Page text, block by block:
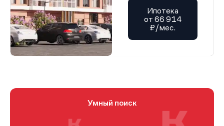
Ипотека
от 66 914
₽/мес.
Умный поиск